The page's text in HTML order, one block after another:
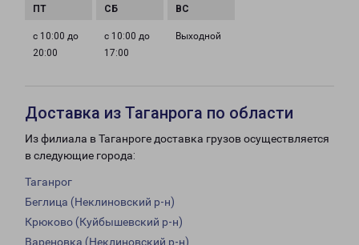
с 10:00 до
20:00
с 10:00 до
17:00
Выходной
Доставка из Таганрога по области
Из филиала в Таганроге доставка грузов осуществляется
в следующие города:
Таганрог
Беглица (Неклиновский р-н)
Крюково (Куйбышевский р-н)
Вареновка (Неклиновский р-н)